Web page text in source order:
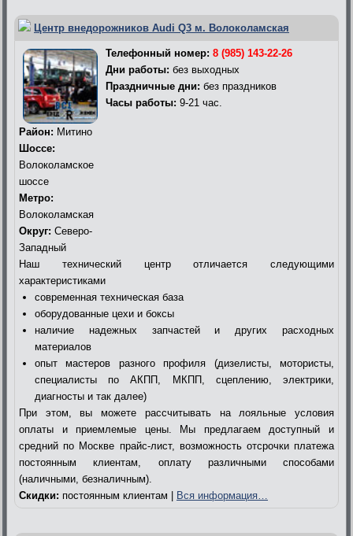
Центр внедорожников Audi Q3 м. Волоколамская
Телефонный номер: 8 (985) 143-22-26
Дни работы: без выходных
Праздничные дни: без праздников
Часы работы: 9-21 час.
Район: Митино
Шоссе:
Волоколамское
шоссе
Метро:
Волоколамская
Округ: Северо-
Западный
Наш технический центр отличается следующими
характеристиками
современная техническая база
оборудованные цехи и боксы
наличие надежных запчастей и других расходных
материалов
опыт мастеров разного профиля (дизелисты, мотористы,
специалисты по АКПП, МКПП, сцеплению, электрики,
диагносты и так далее)
При этом, вы можете рассчитывать на лояльные условия
оплаты и приемлемые цены. Мы предлагаем доступный и
средний по Москве прайс-лист, возможность отсрочки платежа
постоянным клиентам, оплату различными способами
(наличными, безналичным).
Скидки: постоянным клиентам | Вся информация…